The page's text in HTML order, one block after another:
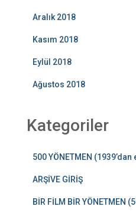
Aralık 2018
Kasım 2018
Eylül 2018
Ağustos 2018
Kategoriler
500 YÖNETMEN
ARŞİVE GİRİŞ
BİR FİLM BİR YÖNETMEN